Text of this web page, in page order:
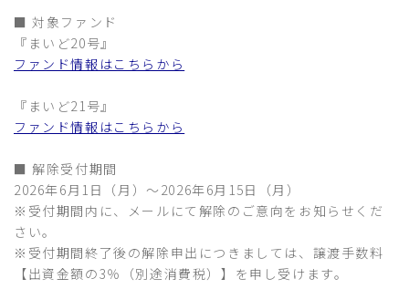
■ 対象ファンド
『まいど20号』
ファンド情報はこちらから
『まいど21号』
ファンド情報はこちらから
■ 解除受付期間
2026年6月1日（月）〜2026年6月15日（月）
※受付期間内に、メールにて解除のご意向をお知らせくだ
さい。
※受付期間終了後の解除申出につきましては、譲渡手数料
【出資金額の3％（別途消費税）】を申し受けます。